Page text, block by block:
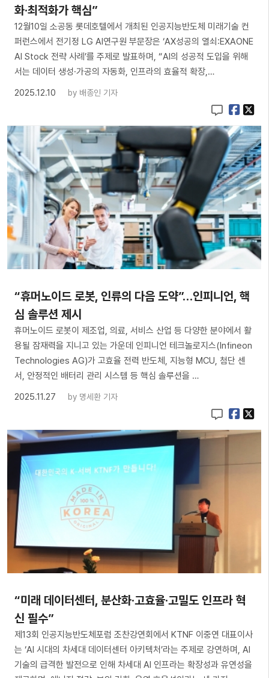
화·최적화가 핵심”
12월10일 소공동 롯데호텔에서 개최된 인공지능반도체 미래기술 컨
퍼런스에서 전기정 LG AI연구원 부문장은 ‘AX성공의 열쇠:EXAONE
AI Stock 전략 사례’를 주제로 발표하며, “AI의 성공적 도입을 위해
서는 데이터 생성·가공의 자동화, 인프라의 효율적 확장,…
2025.12.10
by 배종인 기자
“휴머노이드 로봇, 인류의 다음 도약”…인피니언, 핵
심 솔루션 제시
휴머노이드 로봇이 제조업, 의료, 서비스 산업 등 다양한 분야에서 활
용될 잠재력을 지니고 있는 가운데 인피니언 테크놀로지스(Infineon
Technologies AG)가 고효율 전력 반도체, 지능형 MCU, 첨단 센
서, 안정적인 배터리 관리 시스템 등 핵심 솔루션을 …
2025.11.27
by 명세환 기자
“미래 데이터센터, 분산화·고효율·고밀도 인프라 혁
신 필수”
제13회 인공지능반도체포럼 조찬강연회에서 KTNF 이중연 대표이사
는 ‘AI 시대의 차세대 데이터센터 아키텍처’라는 주제로 강연하며, AI
기술의 급격한 발전으로 인해 차세대 AI 인프라는 확장성과 유연성을